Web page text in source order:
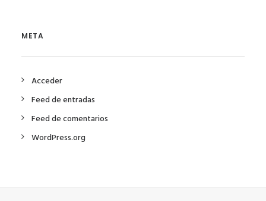
META
Acceder
Feed de entradas
Feed de comentarios
WordPress.org